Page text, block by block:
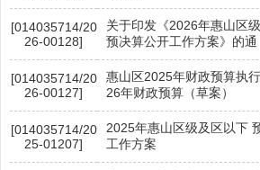
[014035714/20
26-00128]
关于印发《2026年惠山区
预决算公开工作方案》的通
[014035714/20
26-00127]
惠山区2025年财政预算执
26年财政预算（草案）
[014035714/20
25-01207]
2025年惠山区级及区以下
工作方案